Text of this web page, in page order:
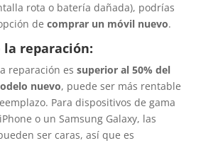
rota o batería dañada), podrías
de comprar un móvil nuevo.
la reparación:
reparación es superior al 50% del
nuevo, puede ser más rentable
Para dispositivos de gama
o un Samsung Galaxy, las
ser caras, así que es